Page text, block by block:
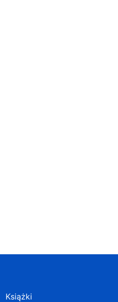
Książki